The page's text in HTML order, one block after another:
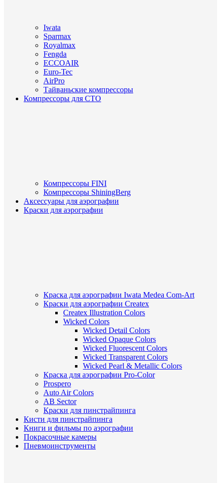
Iwata
Sparmax
Royalmax
Fengda
ECCOAIR
Euro-Tec
AirPro
Тайваньские компрессоры
Компрессоры для СТО
Компрессоры FINI
Компрессоры ShiningBerg
Аксессуары для аэрографии
Краски для аэрографии
Краска для аэрографии Iwata Medea Com-Art
Краски для аэрографии Createx
Createx Illustration Colors
Wicked Colors
Wicked Detail Colors
Wicked Opaque Colors
Wicked Fluorescent Colors
Wicked Transparent Colors
Wicked Pearl & Metallic Colors
Краска для аэрографии Pro-Color
Prospero
Auto Air Colors
AB Sector
Краски для пинстрайпинга
Кисти для пинстрайпинга
Книги и фильмы по аэрографии
Покрасочные камеры
Пневмоинструменты